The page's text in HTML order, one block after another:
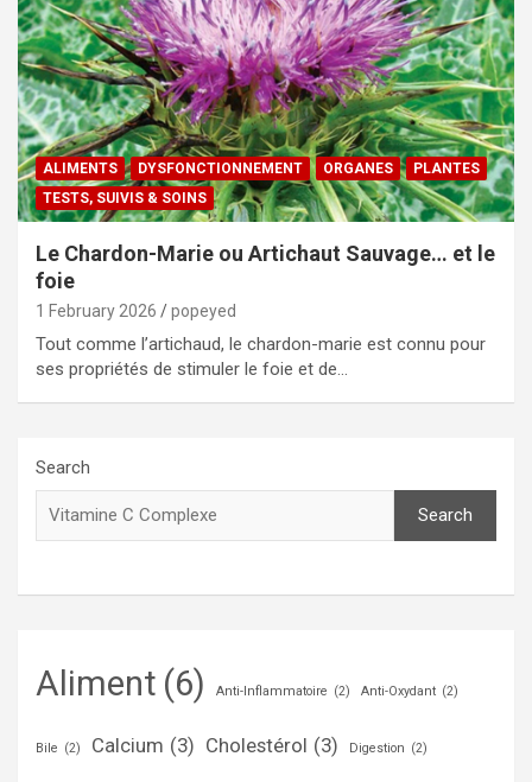
ALIMENTS DYSFONCTIONNEMENT ORGANES
PLANTES
TESTS, SUIVIS & SOINS
Le Chardon-Marie ou Artichaut Sauvage… et le
foie
1 February 2026 popeyed
Tout comme l’artichaud, le chardon-marie est connu pour
ses propriétés de stimuler le foie et de…
Search
Search
Aliment (6) Anti-Inflammatoire (2) Anti-Oxydant (2)
Bile (2) Calcium (3) Cholestérol (3) Digestion (2)